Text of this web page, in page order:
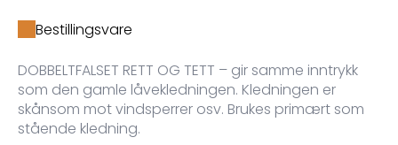
Bestillingsvare
DOBBELTFALSET RETT OG TETT – gir samme inntrykk
som den gamle låvekledningen. Kledningen er
skånsom mot vindsperrer osv. Brukes primært som
stående kledning.